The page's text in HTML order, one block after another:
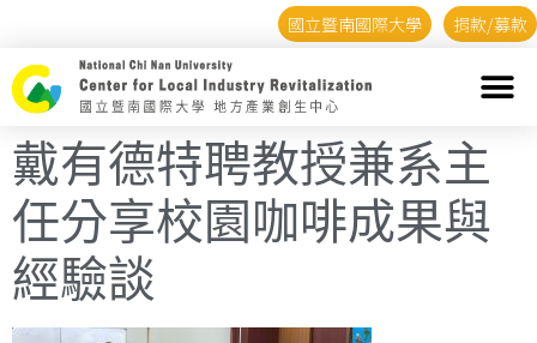
國立暨南國際大學 捐款/募款
戴有德特聘教授兼系主
任分享校園咖啡成果與
經驗談